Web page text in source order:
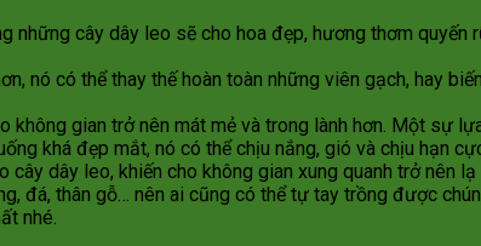
những cây dây leo sẽ cho hoa đẹp, hương thơm
nó có thể thay thế hoàn toàn những viên gạch, hay
không gian trở nên mát mẻ và trong lành hơn. Một sự
khá đẹp mắt, nó có thể chịu nắng, gió và chịu hạn
dây leo, khiến cho không gian xung quanh trở nên lạ
đá, thân gỗ… nên ai cũng có thể tự tay trồng được
nhé.